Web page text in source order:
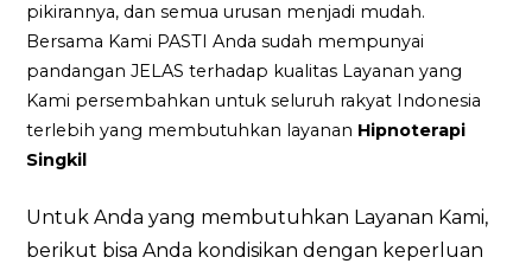
pikirannya, dan semua urusan menjadi mudah.
Bersama Kami PASTI Anda sudah mempunyai
pandangan JELAS terhadap kualitas Layanan yang
Kami persembahkan untuk seluruh rakyat Indonesia
terlebih yang membutuhkan layanan Hipnoterapi
Singkil
Untuk Anda yang membutuhkan Layanan Kami,
berikut bisa Anda kondisikan dengan keperluan